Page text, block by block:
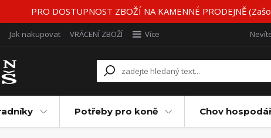
PRO DOSTUPNOST ZBOŽÍ NA KAMENNÉ PRODEJNĚ
Jak nakupovat VRÁCENÍ ZBOŽÍ Více
Potřeby pro koně Chov